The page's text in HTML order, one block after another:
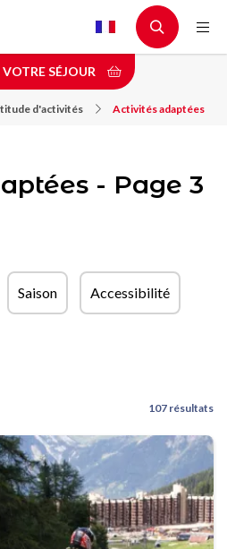
VOTRE SÉJOUR
d'activités Activités adaptées
- Page 3
Saison Accessibilité
107 résultats